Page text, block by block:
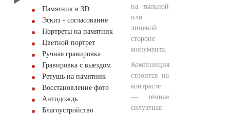
Памятник в 3D
Эскиз - согласование
Портреты на памятник
Цветной портрет
Ручная гравировка
Гравировка с выездом
Ретушь на памятник
Восстановление фото
Антидождь
Благоустройство
на тыльной
или
лицевой
стороне
монумента.
Композиция
строится на
контрасте
— тёмная
силуэтная